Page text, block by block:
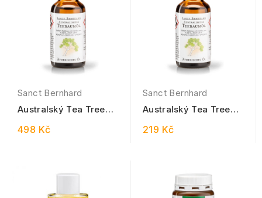
Sanct Bernhard
Australský Tea Tree
498 Kč
Sanct Bernhard
Australský Tea Tree
219 Kč